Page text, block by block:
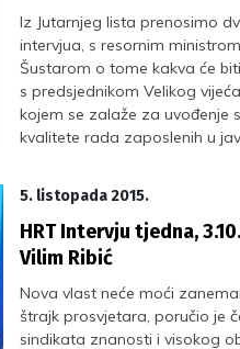
Iz Jutarnjeg lista prenosimo
intervjua, s resornim
Šustarom o tome kakva će
s predsjednikom Velikog
kojem se zalaže za uvođenje
kvalitete rada zaposlenih u
5. listopada 2015.
HRT Intervju tjedna,
Vilim Ribić
Nova vlast neće moći
štrajk prosvjetara, poručio je
sindikata znanosti i visokog